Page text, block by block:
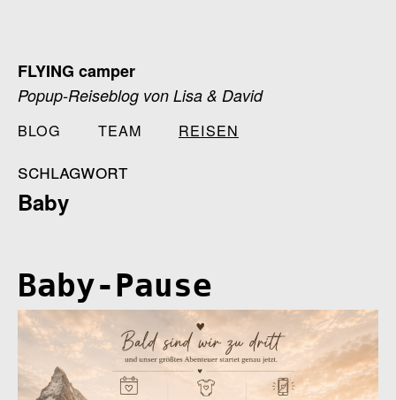
FLYING camper
Popup-Reiseblog von Lisa & David
BLOG TEAM REISEN
schlagwort
Baby
Baby-Pause